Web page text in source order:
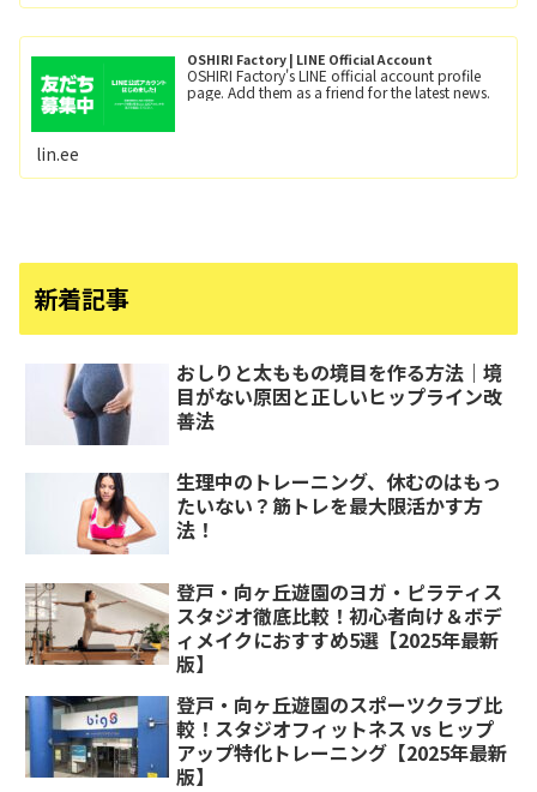
OSHIRI Factory | LINE Official Account
OSHIRI Factory's LINE official account profile
page. Add them as a friend for the latest news.
lin.ee
新着記事
おしりと太ももの境目を作る方法｜境
目がない原因と正しいヒップライン改
善法
生理中のトレーニング、休むのはもっ
たいない？筋トレを最大限活かす方
法！
登戸・向ヶ丘遊園のヨガ・ピラティス
スタジオ徹底比較！初心者向け＆ボデ
ィメイクにおすすめ5選【2025年最新
版】
登戸・向ヶ丘遊園のスポーツクラブ比
較！スタジオフィットネス vs ヒップ
アップ特化トレーニング【2025年最新
版】